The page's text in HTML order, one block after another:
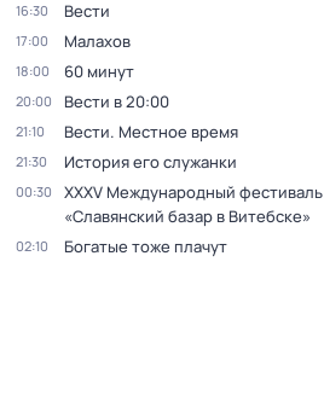
16:30 Вести
17:00 Малахов
18:00 60 минут
20:00 Вести в 20:00
21:10 Вести. Местное время
21:30 История его служанки
00:30
XXXV Международный фестиваль
«Славянский базар в Витебске»
02:10 Богатые тоже плачут